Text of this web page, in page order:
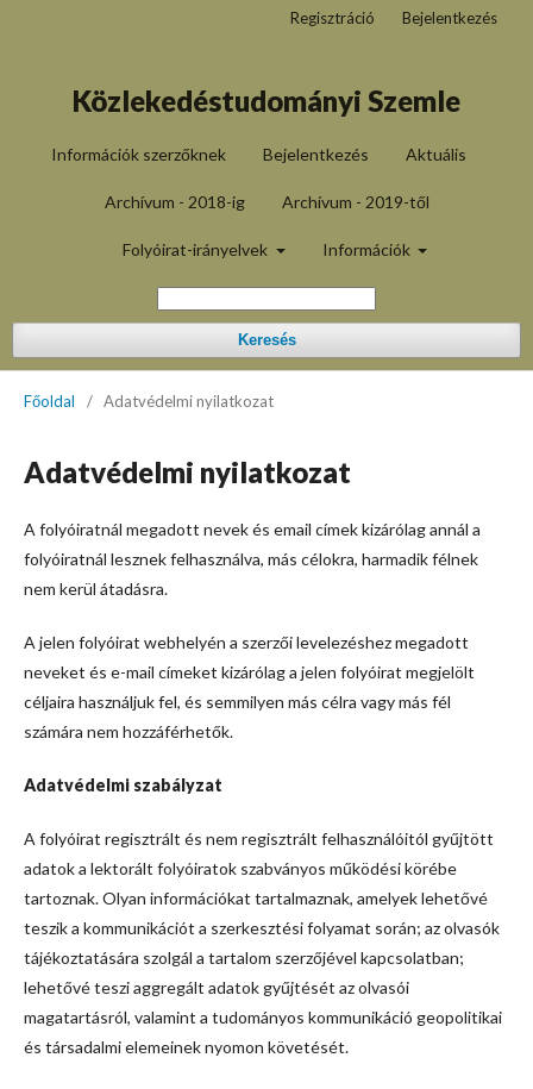
Közlekedéstudományi Szemle
Információk szerzőknek Bejelentkezés Aktuális
Archívum - 2018-ig Archívum - 2019-től
Folyóirat-irányelvek Információk
Keresés
Regisztráció Bejelentkezés
Főoldal / Adatvédelmi nyilatkozat
Adatvédelmi nyilatkozat
A folyóiratnál megadott nevek és email címek kizárólag annál a
folyóiratnál lesznek felhasználva, más célokra, harmadik félnek
nem kerül átadásra.
A jelen folyóirat webhelyén a szerzői levelezéshez megadott
neveket és e-mail címeket kizárólag a jelen folyóirat megjelölt
céljaira használjuk fel, és semmilyen más célra vagy más fél
számára nem hozzáférhetők.
Adatvédelmi szabályzat
A folyóirat regisztrált és nem regisztrált felhasználóitól gyűjtött
adatok a lektorált folyóiratok szabványos működési körébe
tartoznak. Olyan információkat tartalmaznak, amelyek lehetővé
teszik a kommunikációt a szerkesztési folyamat során; az olvasók
tájékoztatására szolgál a tartalom szerzőjével kapcsolatban;
lehetővé teszi aggregált adatok gyűjtését az olvasói
magatartásról, valamint a tudományos kommunikáció geopolitikai
és társadalmi elemeinek nyomon követését.